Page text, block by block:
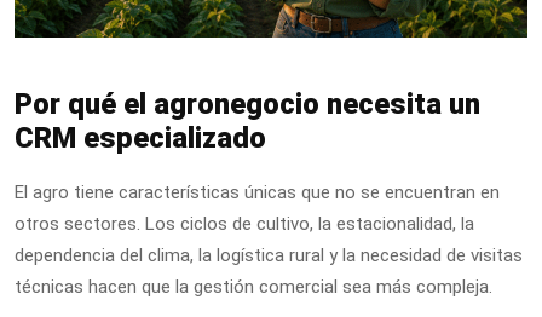
Por qué el agronegocio necesita un
CRM especializado
El agro tiene características únicas que no se encuentran en
otros sectores. Los ciclos de cultivo, la estacionalidad, la
dependencia del clima, la logística rural y la necesidad de visitas
técnicas hacen que la gestión comercial sea más compleja.